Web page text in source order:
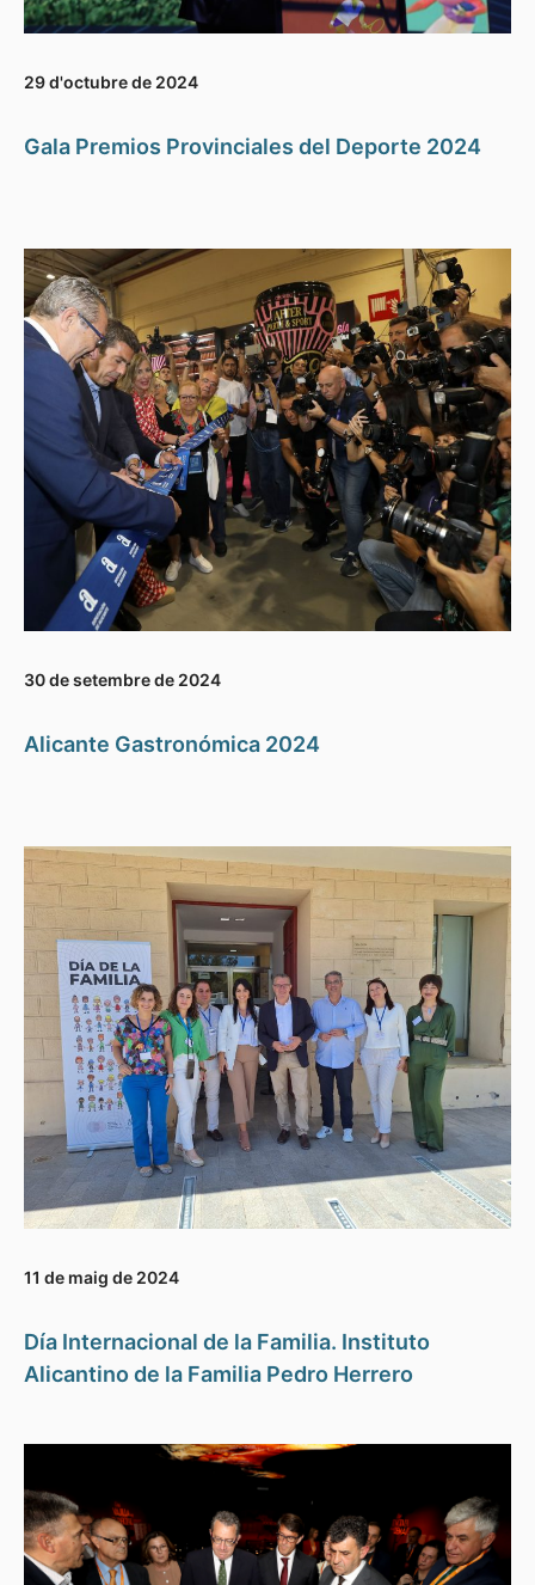
29 d'octubre de 2024
Gala Premios Provinciales del Deporte 2024
30 de setembre de 2024
Alicante Gastronómica 2024
11 de maig de 2024
Día Internacional de la Familia. Instituto
Alicantino de la Familia Pedro Herrero